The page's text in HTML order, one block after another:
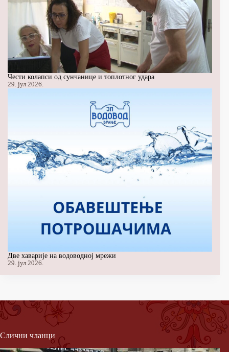
Чести колапси од сунчанице и топлотног удара
29. јул 2026.
Две хаварије на водоводној мрежи
29. јул 2026.
Слични чланци